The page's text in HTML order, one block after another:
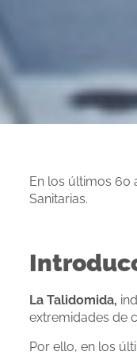
En los últimos 60
Sanitarias.
La Talidomida,
extremidades de
Por ello, en los